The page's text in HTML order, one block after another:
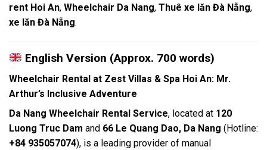
rent Hoi An, Wheelchair Da Nang, Thuê xe lăn Đà Nẵng,
xe lăn Đà Nẵng.
English Version (Approx. 700 words)
Wheelchair Rental at Zest Villas & Spa Hoi An: Mr.
Arthur’s Inclusive Adventure
Da Nang Wheelchair Rental Service, located at 120
Luong Truc Dam and 66 Le Quang Dao, Da Nang (Hotline:
+84 935057074), is a leading provider of manual